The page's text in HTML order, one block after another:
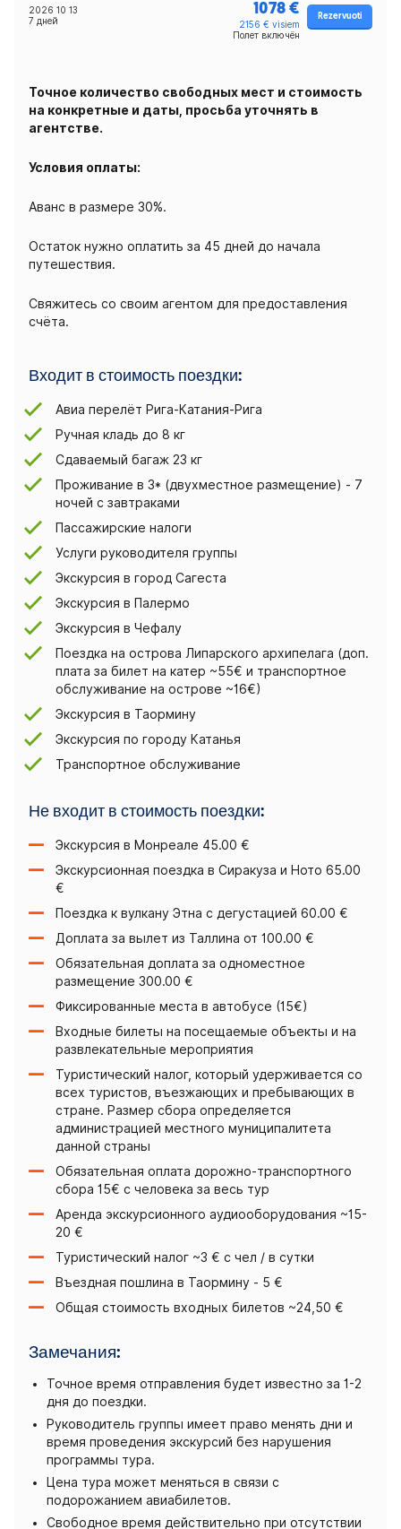
2026 10 13
7 дней
1078 €
2156 € visiem
Полет включён
Rezervuoti
Точное количество свободных мест и стоимость
на конкретные и даты, просьба уточнять в
агентстве.
Условия оплаты:
Аванс в размере 30%.
Остаток нужно оплатить за 45 дней до начала
путешествия.
Свяжитесь со своим агентом для предоставления
счёта.
Входит в стоимость поездки:
Aвиа перелёт Рига-Катания-Рига
Ручная кладь до 8 кг
Сдаваемый багаж 23 кг
Проживание в 3* (двухместное размещение) - 7
ночей с завтраками
Пассажирские налоги
Услуги руководителя группы
Экскурсия в город Сагеста
Экскурсия в Палермо
Экскурсия в Чефалу
Поездка на острова Липарского архипелага (доп.
плата за билет на катер ~55€ и транспортное
обслуживание на острове ~16€)
Экскурсия в Таормину
Экскурсия по городу Катанья
Транспортное обслуживание
Не входит в стоимость поездки:
Экскурсия в Монреале 45.00 €
Экскурсионная поездка в Сиракуза и Ното 65.00
€
Поездка к вулкану Этна c дегустацией 60.00 €
Доплата за вылет из Таллина от 100.00 €
Обязательная доплата за одноместное
размещение 300.00 €
Фиксированные места в автобусе (15€)
Входные билеты на посещаемые объекты и на
развлекательные мероприятия
Туристический налог, который удерживается со
всех туристов, въезжающих и пребывающих в
стране. Размер сбора определяется
администрацией местного муниципалитета
данной страны
Обязательная оплата дорожно-транспортного
сбора 15€ с человека за весь тур
Аренда экскурсионного аудиооборудования ~15-
20 €
Туристический налог ~3 € с чел / в сутки
Въездная пошлина в Таормину - 5 €
Общая стоимость входных билетов ~24,50 €
Замечания:
Точное время отправления будет известно за 1-2
дня до поездки.
Руководитель группы имеет право менять дни и
время проведения экскурсий без нарушения
программы тура.
Цена тура может меняться в связи с
подорожанием авиабилетов.
Свободное время действительно при отсутствии